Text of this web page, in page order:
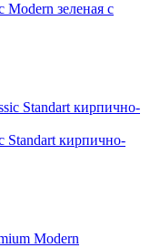
Modern зеленая с
Standart кирпично-